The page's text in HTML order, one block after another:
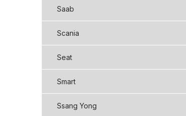
Saab
Scania
Seat
Smart
Ssang Yong